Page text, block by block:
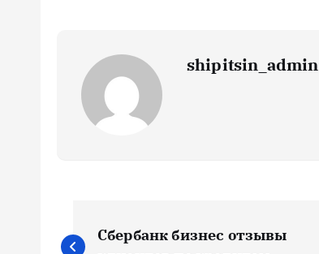
shipitsin_admin
Н
Сбербанк бизнес отзывы